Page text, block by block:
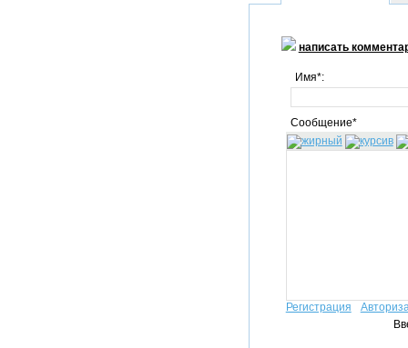
написать
Имя*:
Сообщение*
Регистрация